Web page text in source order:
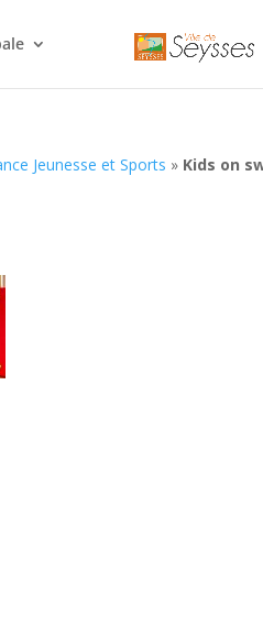
Jeunesse et Sports » Kids on